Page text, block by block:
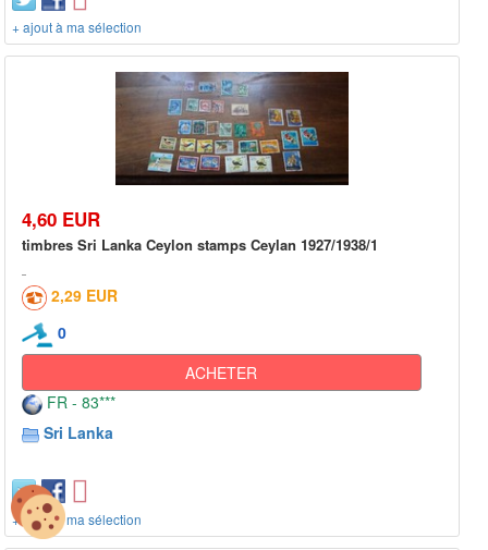
+ ajout à ma sélection
4,60 EUR
timbres Sri Lanka Ceylon stamps Ceylan 1927/1938/1
2,29 EUR
0
ACHETER
FR - 83***
Sri Lanka
+ ajout à ma sélection